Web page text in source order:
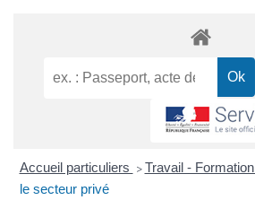
Accueil particuliers > Travail - Formation
le secteur privé